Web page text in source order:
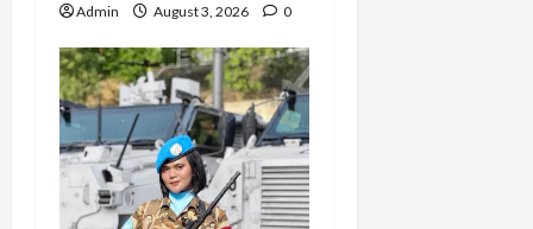
Admin August 3, 2026 0